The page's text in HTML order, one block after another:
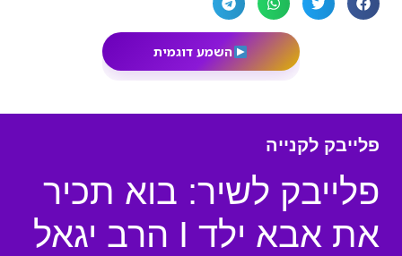
השמע דוגמית
פלייבק לקנייה
פלייבק לשיר: בוא תכיר
את אבא ילד I הרב יגאל